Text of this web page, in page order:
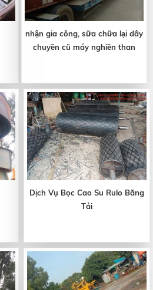
nhận gia công, sữa chữa lại dây
chuyền cũ máy nghiền than
Dịch Vụ Bọc Cao Su Rulo Băng
Tải